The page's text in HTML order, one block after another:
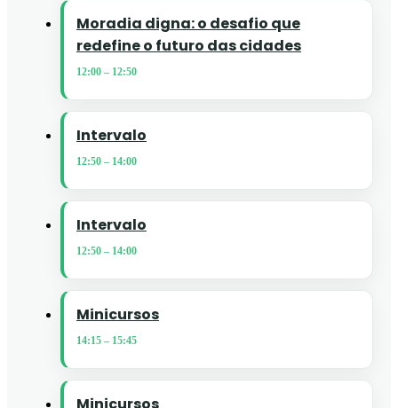
Moradia digna: o desafio que
redefine o futuro das cidades
12:00 – 12:50
Intervalo
12:50 – 14:00
Intervalo
12:50 – 14:00
Minicursos
14:15 – 15:45